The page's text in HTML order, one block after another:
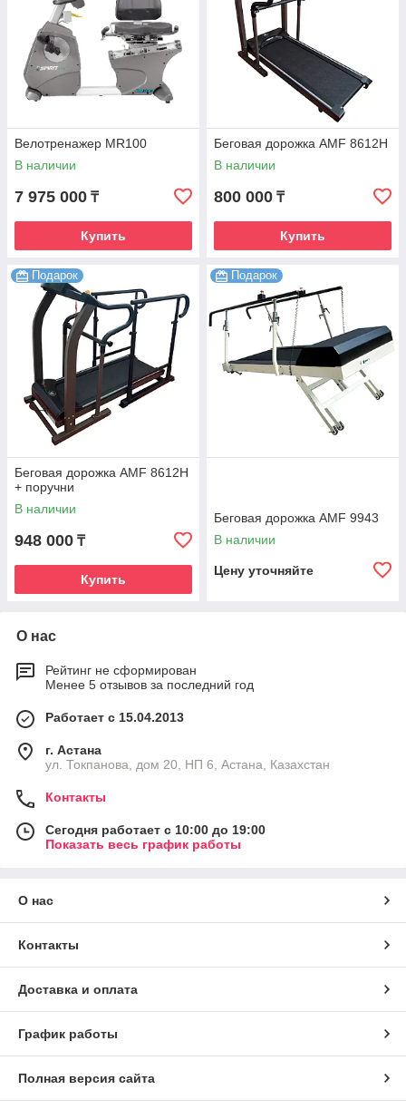
Велотренажер MR100
В наличии
7 975 000 ₸
Купить
Беговая дорожка AMF 8612H
В наличии
800 000 ₸
Купить
Подарок
Беговая дорожка AMF 8612H
+ поручни
В наличии
948 000 ₸
Купить
Подарок
Беговая дорожка AMF 9943
В наличии
Цену уточняйте
О нас
Рейтинг не сформирован
Менее 5 отзывов за последний год
Работает с 15.04.2013
г. Астана
ул. Токпанова, дом 20, НП 6, Астана, Казахстан
Контакты
Сегодня работает с 10:00 до 19:00
Показать весь график работы
О нас
Контакты
Доставка и оплата
График работы
Полная версия сайта